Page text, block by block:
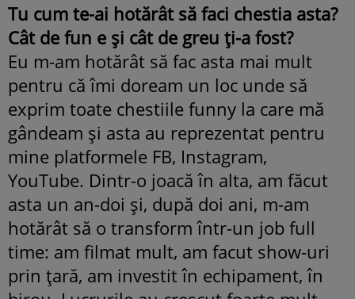
Tu cum te-ai hotărât să faci chestia asta?
Cât de fun e și cât de greu ți-a fost?
Eu m-am hotărât să fac asta mai mult
pentru că îmi doream un loc unde să
exprim toate chestiile funny la care mă
gândeam și asta au reprezentat pentru
mine platformele FB, Instagram,
YouTube. Dintr-o joacă în alta, am făcut
asta un an-doi și, după doi ani, m-am
hotărât să o transform într-un job full
time: am filmat mult, am facut show-uri
prin țară, am investit în echipament, în